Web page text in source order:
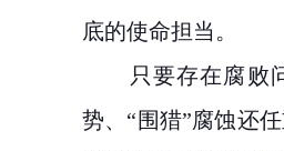
底的使命担当。
只要存在腐败
势、 “围猎”腐蚀还